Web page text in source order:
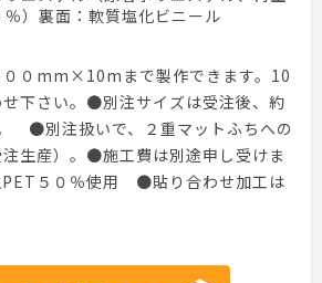
）裏面：軟質塩化ビニール
０mm×10mまで製作できます。10
下さい。●別注サイズは受注後、約
●別注扱いで、２重マットふちへの
生産）。●施工費は別途申し受けま
５０％使用 ●貼り合わせ加工は